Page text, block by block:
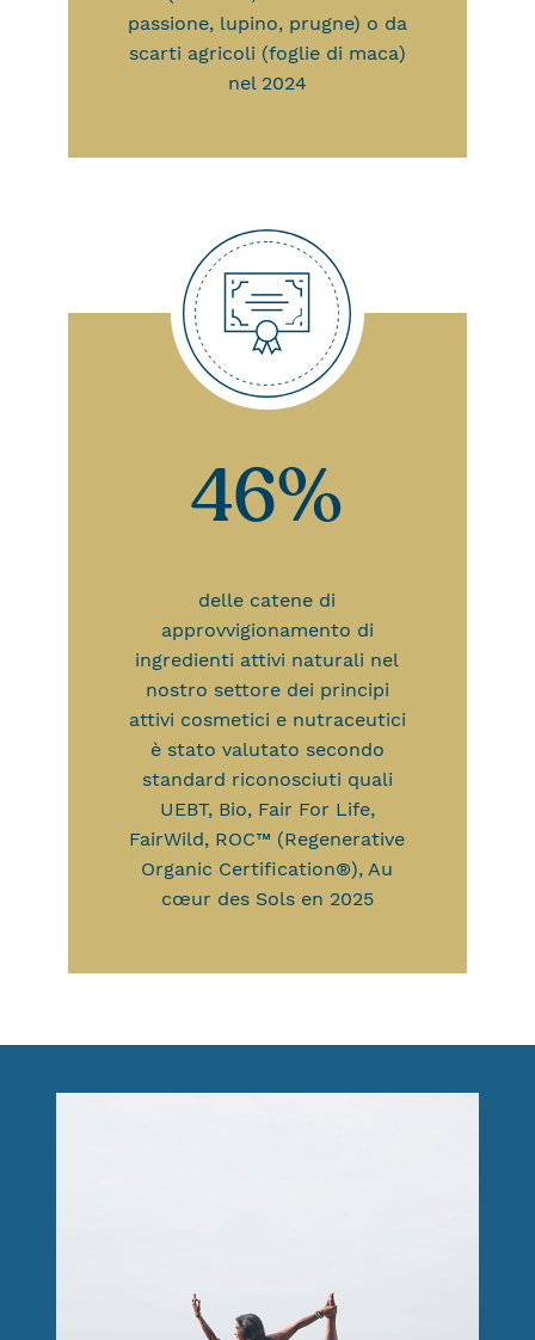
passione, lupino, prugne) o da
scarti agricoli (foglie di maca)
nel 2024
46%
delle catene di
approvvigionamento di
ingredienti attivi naturali nel
nostro settore dei principi
attivi cosmetici e nutraceutici
è stato valutato secondo
standard riconosciuti quali
UEBT, Bio, Fair For Life,
FairWild, ROC™ (Regenerative
Organic Certification®), Au
cœur des Sols en 2025